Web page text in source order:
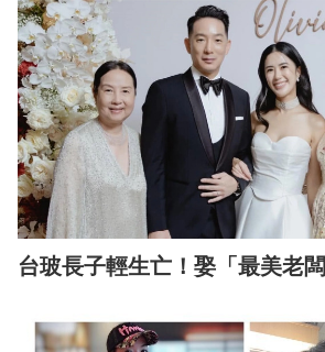
台玻長子輕生亡！娶「最美老